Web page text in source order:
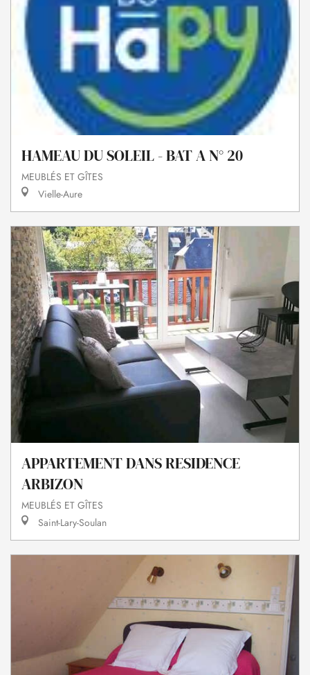
HAMEAU DU SOLEIL - BAT A N° 20
MEUBLÉS ET GÎTES
Vielle-Aure
APPARTEMENT DANS RESIDENCE
ARBIZON
MEUBLÉS ET GÎTES
Saint-Lary-Soulan